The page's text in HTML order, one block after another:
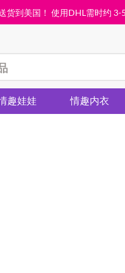
货到美国！ 使用DHL需时约 3-
趣娃娃 情趣内衣